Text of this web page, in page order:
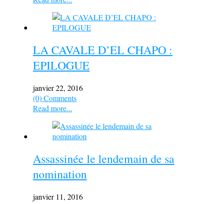
LA CAVALE D’EL CHAPO :
EPILOGUE
janvier 22, 2016
(0) Comments
Read more...
Assassinée le lendemain de sa
nomination
janvier 11, 2016